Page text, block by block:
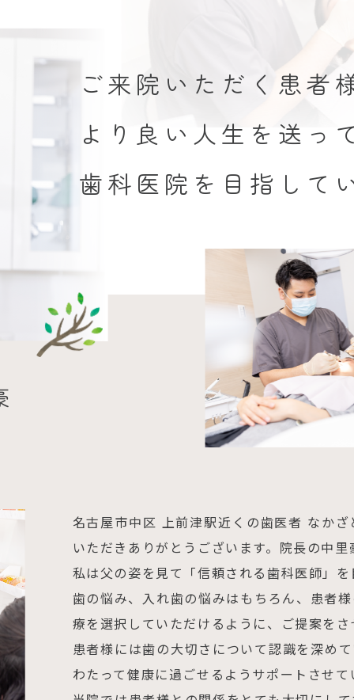
ご来院いただく患者
より良い人生を送っ
歯科医院を目指して
名古屋市中区 上前津駅近くの歯医者 なか
いただきありがとうございます。院長の中里
私は父の姿を見て「信頼される歯科医師」
歯の悩み、入れ歯の悩みはもちろん、患者
療を選択していただけるように、ご提案を
患者様には歯の大切さについて認識を深め
わたって健康に過ごせるようサポートさせ